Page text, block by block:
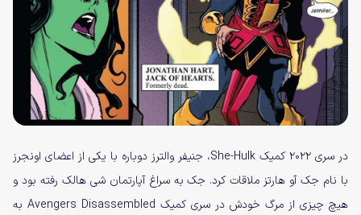
در سری ۲۰۲۲ کمیک She-Hulk، جنیفر والترز دوباره با یکی از اعضای اونجرز
با نام جک آو هارتز ملاقات کرد. جک به سراغ آپارتمان شی هالک رفته بود و
هیچ چیزی از مرگ خودش در سری کمیک Avengers Disassembled به